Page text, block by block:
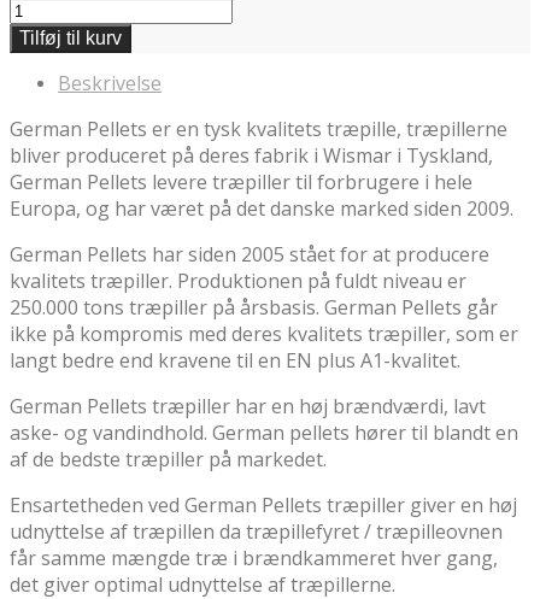
Tilføj til kurv
Beskrivelse
German Pellets er en tysk kvalitets træpille, træpillerne
bliver produceret på deres fabrik i Wismar i Tyskland,
German Pellets levere træpiller til forbrugere i hele
Europa, og har været på det danske marked siden 2009.
German Pellets har siden 2005 stået for at producere
kvalitets træpiller. Produktionen på fuldt niveau er
250.000 tons træpiller på årsbasis. German Pellets går
ikke på kompromis med deres kvalitets træpiller, som er
langt bedre end kravene til en EN plus A1-kvalitet.
German Pellets træpiller har en høj brændværdi, lavt
aske- og vandindhold. German pellets hører til blandt en
af de bedste træpiller på markedet.
Ensartetheden ved German Pellets træpiller giver en høj
udnyttelse af træpillen da træpillefyret / træpilleovnen
får samme mængde træ i brændkammeret hver gang,
det giver optimal udnyttelse af træpillerne.